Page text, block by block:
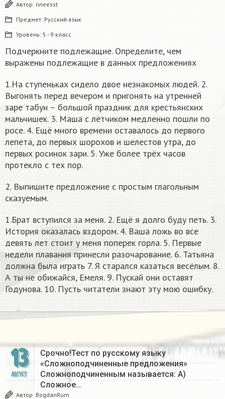
Автор: nneesst
Предмет: Русский язык
Уровень: 5 - 9 класс
Подчеркните подлежащие. Определите, чем
выражены подлежащие в данных предложениях
1.На ступеньках сидело двое незнакомых людей. 2.
Выгонять перед вечером и пригонять на утренней
заре табун – большой праздник для крестьянских
мальчишек. 3. Маша с лётчиком медленно пошли по
росе. 4. Ещё много времени оставалось до первого
лепета, до первых шорохов и шелестов утра, до
первых росинок зари. 5. Уже более трёх часов
протекло с тех пор.
2. Выпишите предложение с простым глагольным
сказуемым.
1.Брат вступился за меня. 2. Ещё я долго буду петь. 3.
История оказалась вздором. 4. Ваша ложь во все
девять лет стоит у меня поперек горла. 5. Первые
недели плавания принесли разочарование. 6. Татьяна
должна была играть 7. Я старался казаться весёлым. 8.
А ты не обижайся, Емеля. 9. Пускай они оставят
Годунова. 10. Пусть читатели знают эту мою ошибку.
13
АВГУСТ
Срочно!Тест по русскому языку
«Сложноподчиненные предложения»
Сложноподчиненным называется: А)
Сложное…
Автор: BogdanRum